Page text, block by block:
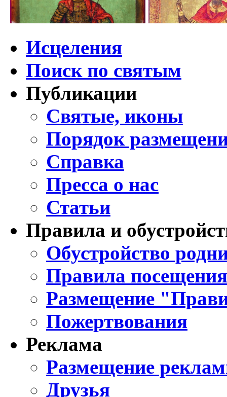
Исцеления
Поиск по святым
Публикации
Святые, иконы
Порядок
Справка
Пресса о нас
Статьи
Правила и
Обустройство
Правила
Размещение
Пожертвования
Реклама
Размещение
Друзья